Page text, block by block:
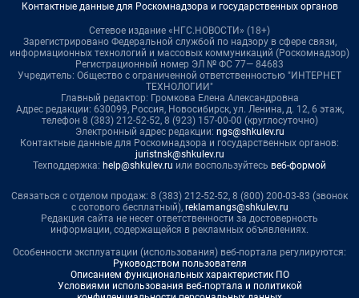
Контактные данные для Роскомнадзора и государственных органов
Сетевое издание «НГС.НОВОСТИ» (18+)
Зарегистрировано Федеральной службой по надзору в сфере связи,
информационных технологий и массовых коммуникаций (Роскомнадзор)
Регистрационный номер ЭЛ № ФС 77— 84683
Учредитель: Общество с ограниченной ответственностью "ИНТЕРНЕТ
ТЕХНОЛОГИИ"
Главный редактор: Громкова Елена Александровна
Адрес редакции: 630099, Россия, Новосибирск, ул. Ленина, д. 12, 6 этаж,
телефон 8 (383) 212-52-52, 8 (923) 157-00-00 (круглосуточно)
Электронный адрес редакции: ngs@shkulev.ru
Контактные данные для Роскомнадзора и государственных органов:
juristnsk@shkulev.ru
Техподдержка: help@shkulev.ru или воспользуйтесь веб-формой
Связаться с отделом продаж: 8 (383) 212-52-52, 8 (800) 200-03-83 (звонок
с сотового бесплатный), reklamangs@shkulev.ru
Редакция сайта не несет ответственности за достоверность
информации, содержащейся в рекламных объявлениях.
Особенности эксплуатации (использования) веб-портала регулируются:
Руководством пользователя
Описанием функциональных характеристик ПО
Условиями использования веб-портала и политикой